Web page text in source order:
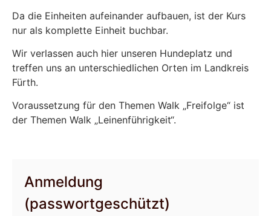
Da die Einheiten aufeinander aufbauen, ist der Kurs
nur als komplette Einheit buchbar.
Wir verlassen auch hier unseren Hundeplatz und
treffen uns an unterschiedlichen Orten im Landkreis
Fürth.
Voraussetzung für den Themen Walk „Freifolge“ ist
der Themen Walk „Leinenführigkeit“.
Anmeldung
(passwortgeschützt)